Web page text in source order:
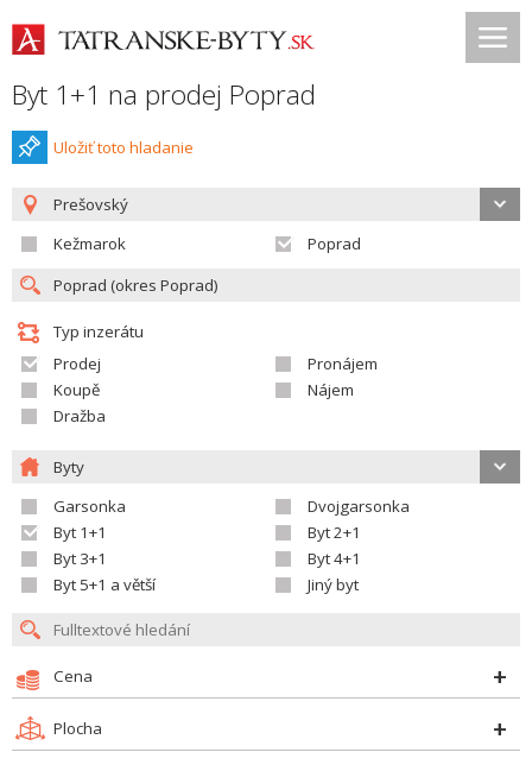
Byt 1+1 na prodej Poprad
Uložiť toto hladanie
Prešovský
Kežmarok
Poprad
Typ inzerátu
Prodej
Pronájem
Koupě
Nájem
Dražba
Byty
Garsonka
Dvojgarsonka
Byt 1+1
Byt 2+1
Byt 3+1
Byt 4+1
Byt 5+1 a větší
Jiný byt
Cena
Plocha